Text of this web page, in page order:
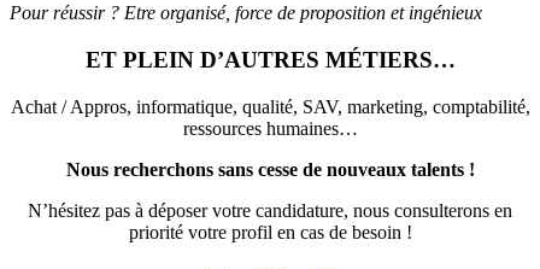
Pour réussir ? Etre organisé, force de proposition et ingénieux
ET PLEIN D’AUTRES MÉTIERS…
Achat / Appros, informatique, qualité, SAV, marketing, comptabilité,
ressources humaines…
Nous recherchons sans cesse de nouveaux talents !
N’hésitez pas à déposer votre candidature, nous consulterons en
priorité votre profil en cas de besoin !